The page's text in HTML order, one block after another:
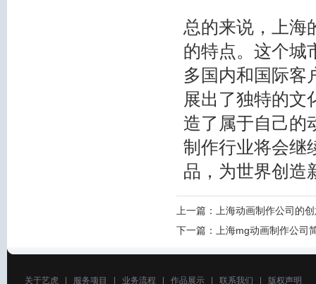
总的来说，上海
的特点。这个城
多国内和国际客
展出了独特的文
造了属于自己的
制作行业将会继
品，为世界创造
上一篇：
上海动画制作公司的
下一篇：
上海mg动画制作公司
关于艺虎 服务项目 业务流程 作品展示 联系我们 版权声明